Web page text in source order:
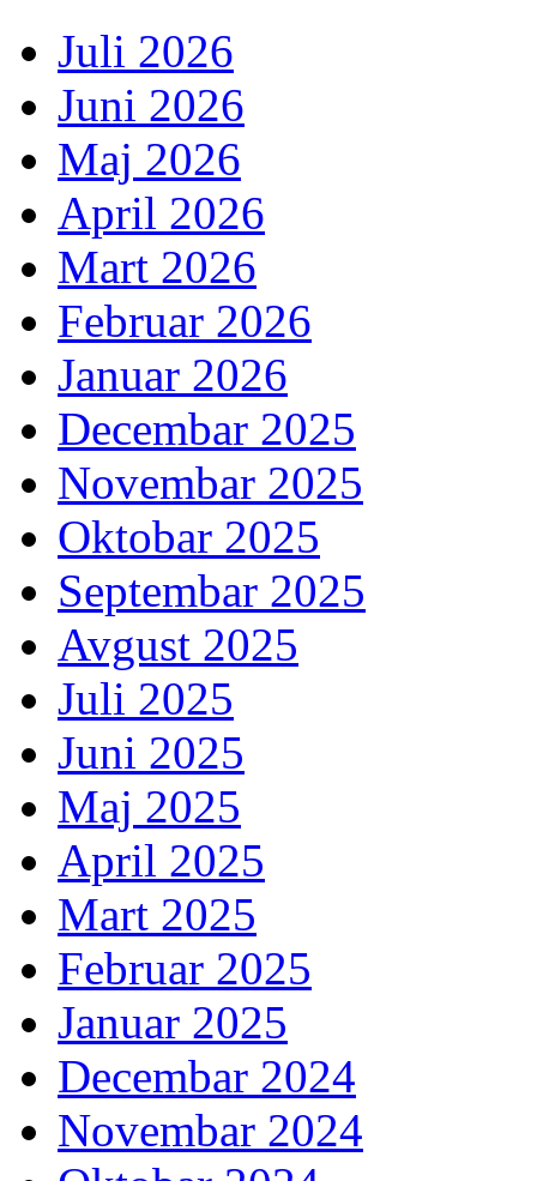
Juli 2026
Juni 2026
Maj 2026
April 2026
Mart 2026
Februar 2026
Januar 2026
Decembar 2025
Novembar 2025
Oktobar 2025
Septembar 2025
Avgust 2025
Juli 2025
Juni 2025
Maj 2025
April 2025
Mart 2025
Februar 2025
Januar 2025
Decembar 2024
Novembar 2024